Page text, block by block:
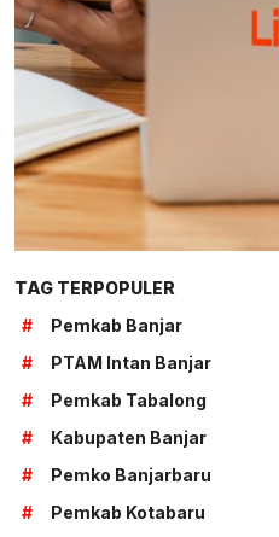
TAG TERPOPULER
#
Pemkab Banjar
#
PTAM Intan Banjar
#
Pemkab Tabalong
#
Kabupaten Banjar
#
Pemko Banjarbaru
#
Pemkab Kotabaru